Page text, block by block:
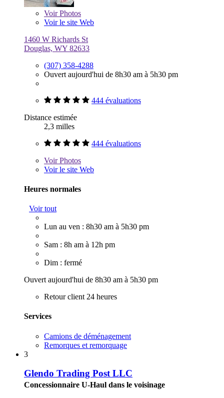
VoirPhotos
Voir le site Web
1460 W Richards St
Douglas, WY 82633
(307) 358-4288
Ouvert aujourd'hui de 8h30 am à 5h30 pm
444 évaluations
Distance estimée
2,3 milles
444 évaluations
VoirPhotos
Voir le site Web
Heures normales
Voir tout
Lun au ven : 8h30 am à 5h30 pm
Sam : 8h am à 12h pm
Dim : fermé
Ouvert aujourd'hui de 8h30 am à 5h30 pm
Retour client 24 heures
Services
Camions de déménagement
Remorques et remorquage
3
Glendo Trading Post LLC
Concessionnaire U-Haul dans le voisinage